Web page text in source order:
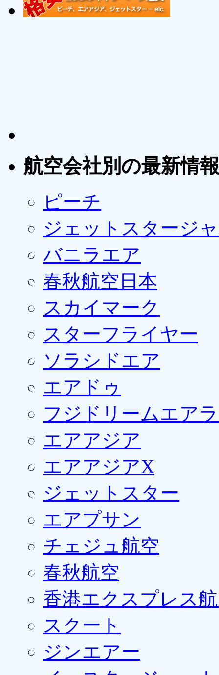
航空会社別の最新情報
ピーチ
ジェットスタージ
バニラエア
春秋航空日本
スカイマーク
スターフライヤー
ソラシドエア
エアドゥ
フジドリームエア
エアアジア
エアアジアX
ジェットスター
エアプサン
チェジュ航空
春秋航空
香港エクスプレス
スクート
ジンエアー